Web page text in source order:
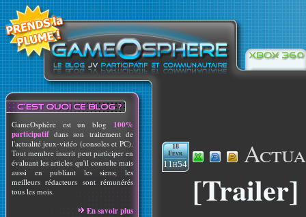
GameOsphère est un blog 100%
participatif dans son traitement de
l'actualité jeux-vidéo (consoles et PC).
Tout membre inscrit peut participer en
évaluant les articles qu'il consulte mais
aussi en publiant les siens; les
meilleurs rédacteurs sont rémunérés
tous les mois.
En savoir plus
18
Févr
11h54
[Trailer]